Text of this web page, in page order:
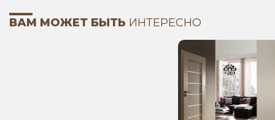
ВАМ МОЖЕТ БЫТЬ ИНТЕРЕСНО